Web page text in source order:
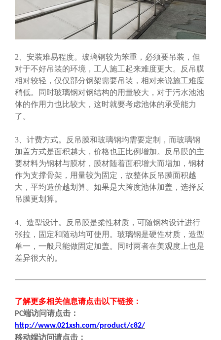
2、安装难易程度。玻璃钢较为笨重，必须要吊装，但
对于不好吊装的环境，工人施工起来难度更大。反吊膜
相对较轻，仅仅部分钢架需要吊装，相对来说施工难度
稍低。同时玻璃钢对钢结构的用量较大，对于污水池池
体的作用力也比较大，这时就要考虑池体的承受能力
了。
3、计费方式。反吊膜和玻璃钢均需要定制，而玻璃钢
加盖方式是面积越大，价格也正比例增加。反吊膜的主
要材料为钢材与膜材，膜材随着面积增大而增加，钢材
作为支撑骨架，用量较为固定，故整体反吊膜面积越
大，平均造价越划算。如果是大跨度池体加盖，选择反
吊膜更划算。
4、造型设计。反吊膜是柔性材质，可随钢构设计进行
张拉，固定和随动均可使用。玻璃钢是硬性材质，造型
单一，一般只能做固定加盖。同时两者在美观度上也是
差异很大的。
了解更多相关信息请点击以下链接：
PC端访问请点击 ：
http://www.021xsh.com/product/c82/
移动端访问请点击 ：